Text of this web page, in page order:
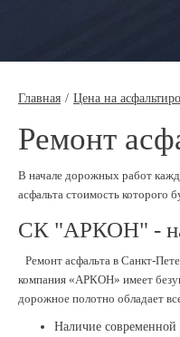
Главная / Цена на
Ремонт
В начале дорожных работ
асфальта стоимость которого
СК "АРКОН" -
Ремонт асфальта в Санкт-
компания «АРКОН» имеет
дорожное полотно обладает
Наличие современной